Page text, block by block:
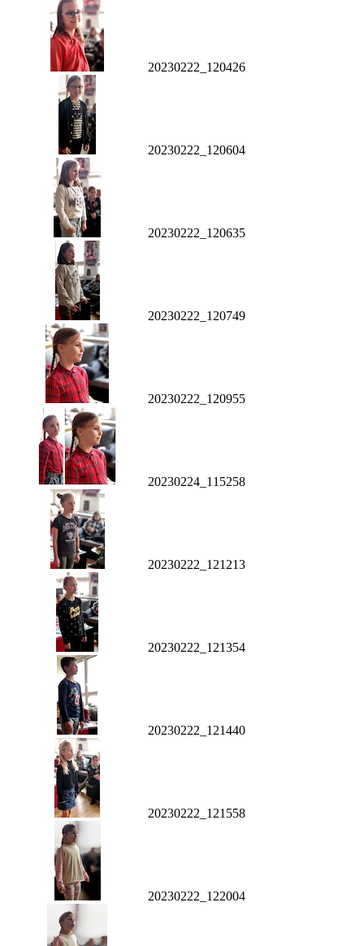
20230222_120426
20230222_120604
20230222_120635
20230222_120749
20230222_120955
20230224_115258
20230222_121213
20230222_121354
20230222_121440
20230222_121558
20230222_122004